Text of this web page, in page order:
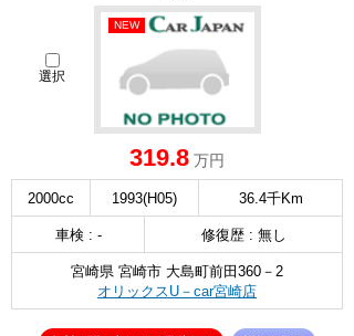
選択
NEW
319.8 万円
2000cc 1993(H05) 36.4千Km
車検 : - 修復歴 : 無し
宮崎県 宮崎市 大島町前田360－2
オリックスU－car宮崎店